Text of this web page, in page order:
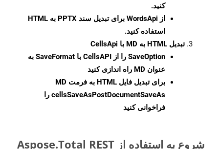
کنید.
از WordsApi برای تبدیل سند PPTX به HTML
استفاده کنید.
تبدیل HTML به MD با CellsApi
SaveOption
را از CellsAPI با SaveFormat به
عنوان MD راه اندازی کنید
برای تبدیل فایل HTML به فرمت
MD
cellsSaveAsPostDocumentSaveAs را
فراخوانی کنید
شروع به استفاده از Aspose.Total REST